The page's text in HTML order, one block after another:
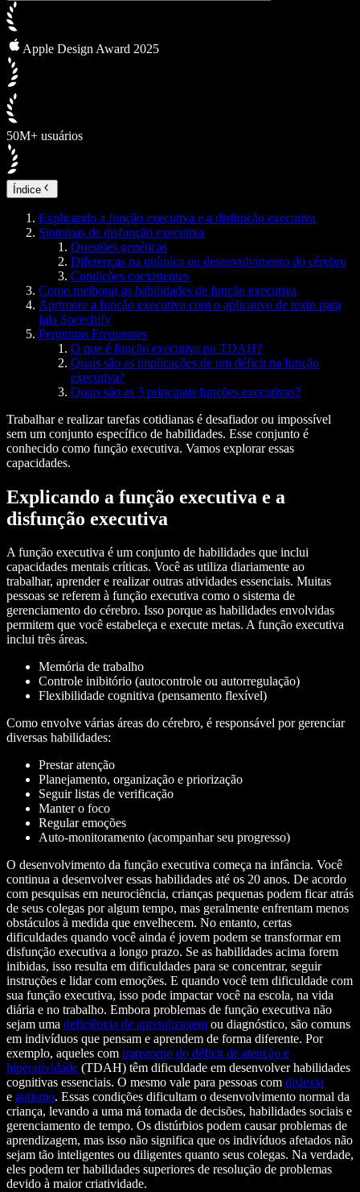
Apple Design Award 2025
50M+ usuários
Índice
Explicando a função executiva e a disfunção executiva
Sintomas de disfunção executiva
Questões genéticas
Diferenças na química ou desenvolvimento do cérebro
Condições coexistentes
Como melhorar as habilidades de função executiva
Aprimore a função executiva com o aplicativo de texto para
fala Speechify
Perguntas Frequentes
O que é função executiva no TDAH?
Quais são as implicações de um déficit na função
executiva?
Quais são as 3 principais funções executivas?
Trabalhar e realizar tarefas cotidianas é desafiador ou impossível
sem um conjunto específico de habilidades. Esse conjunto é
conhecido como função executiva. Vamos explorar essas
capacidades.
Explicando a função executiva e a
disfunção executiva
A função executiva é um conjunto de habilidades que inclui
capacidades mentais críticas. Você as utiliza diariamente ao
trabalhar, aprender e realizar outras atividades essenciais. Muitas
pessoas se referem à função executiva como o sistema de
gerenciamento do cérebro. Isso porque as habilidades envolvidas
permitem que você estabeleça e execute metas. A função executiva
inclui três áreas.
Memória de trabalho
Controle inibitório (autocontrole ou autorregulação)
Flexibilidade cognitiva (pensamento flexível)
Como envolve várias áreas do cérebro, é responsável por gerenciar
diversas habilidades:
Prestar atenção
Planejamento, organização e priorização
Seguir listas de verificação
Manter o foco
Regular emoções
Auto-monitoramento (acompanhar seu progresso)
O desenvolvimento da função executiva começa na infância. Você
continua a desenvolver essas habilidades até os 20 anos. De acordo
com pesquisas em neurociência, crianças pequenas podem ficar atrás
de seus colegas por algum tempo, mas geralmente enfrentam menos
obstáculos à medida que envelhecem. No entanto, certas
dificuldades quando você ainda é jovem podem se transformar em
disfunção executiva a longo prazo. Se as habilidades acima forem
inibidas, isso resulta em dificuldades para se concentrar, seguir
instruções e lidar com emoções. E quando você tem dificuldade com
sua função executiva, isso pode impactar você na escola, na vida
diária e no trabalho. Embora problemas de função executiva não
sejam uma deficiência de aprendizagem ou diagnóstico, são comuns
em indivíduos que pensam e aprendem de forma diferente. Por
exemplo, aqueles com transtorno do déficit de atenção e
hiperatividade (TDAH) têm dificuldade em desenvolver habilidades
cognitivas essenciais. O mesmo vale para pessoas com dislexia
e autismo. Essas condições dificultam o desenvolvimento normal da
criança, levando a uma má tomada de decisões, habilidades sociais e
gerenciamento de tempo. Os distúrbios podem causar problemas de
aprendizagem, mas isso não significa que os indivíduos afetados não
sejam tão inteligentes ou diligentes quanto seus colegas. Na verdade,
eles podem ter habilidades superiores de resolução de problemas
devido à maior criatividade.